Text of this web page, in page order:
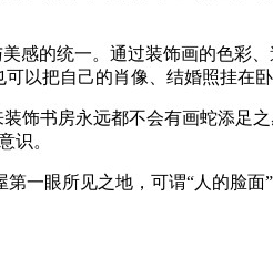
的统一。通过装饰画的色彩
以把自己的肖像、结婚照挂在卧
饰书房永远都不会有画蛇添足
识。
一眼所见之地，可谓“人的脸面